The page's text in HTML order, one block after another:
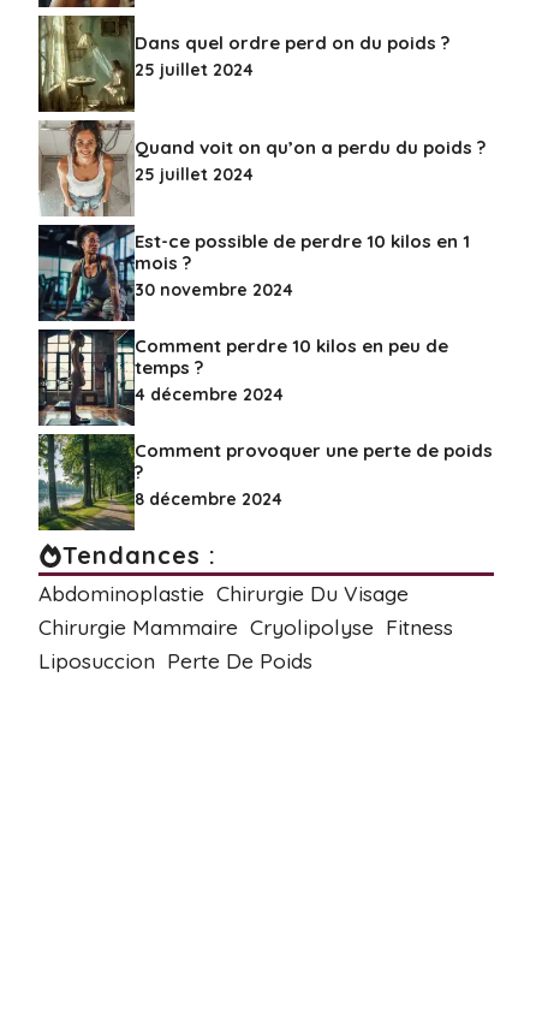
Dans quel ordre perd on du poids ?
25 juillet 2024
Quand voit on qu’on a perdu du poids ?
25 juillet 2024
Est-ce possible de perdre 10 kilos en 1
mois ?
30 novembre 2024
Comment perdre 10 kilos en peu de
temps ?
4 décembre 2024
Comment provoquer une perte de poids
?
8 décembre 2024
Tendances :
Abdominoplastie Chirurgie Du Visage
Chirurgie Mammaire Cryolipolyse Fitness
Liposuccion Perte De Poids